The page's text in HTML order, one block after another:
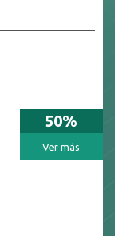
50%
Ver más